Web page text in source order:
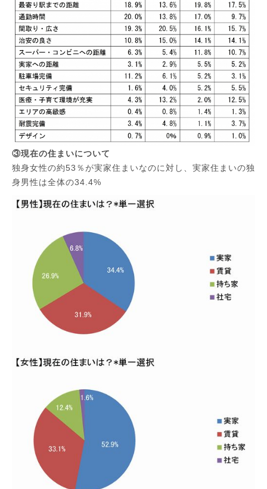
③現在の住まいについて
独身女性の約53％が実家住まいなのに対し、実家住まいの独
身男性は全体の34.4%